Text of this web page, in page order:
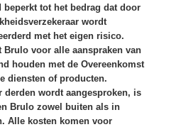
beperkt tot het bedrag dat door
wordt
met het eigen risico.
Brulo voor alle aanspraken van
houden met de Overeenkomst
diensten of producten.
derden wordt aangesproken, is
Brulo zowel buiten als in
Alle kosten komen voor